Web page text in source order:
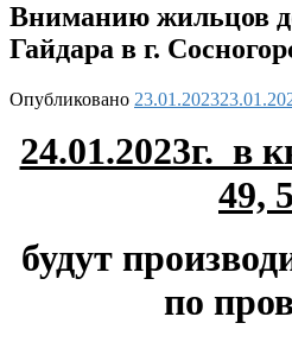
Вниманию жильцов
Гайдара в г.
Опубликовано 23.01.2023
24.01.2023г. в
49,
будут
по